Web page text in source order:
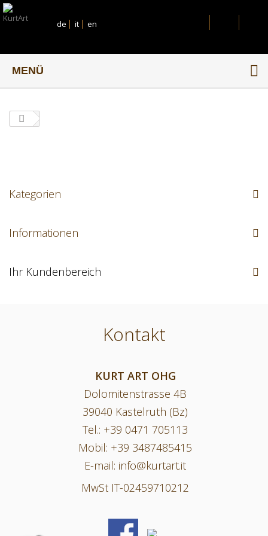
de it en
MENÜ
Kategorien
Informationen
Ihr Kundenbereich
Kontakt
KURT ART OHG
Dolomitenstrasse 4B
39040 Kastelruth (Bz)
Tel.: +39 0471 705113
Mobil: +39 3487485415
E-mail: info@kurtart.it
MwSt IT-02459710212